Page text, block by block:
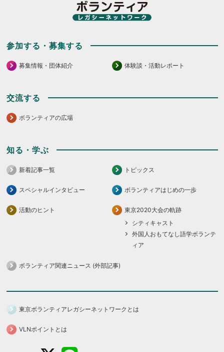
参加する・募集する
募集情報・団体紹介 体験談・活動レポート
交流する
ボランティアの広場
知る・学ぶ
新着記事一覧 トピックス
スペシャルインタビュー ボランティアはじめの一歩
活動のヒント
東京2020大会の軌跡
シティキャスト
外国人おもてなし語学ボランテ
ィア
ボランティア関連ニュース (外部記事)
東京ボランティアレガシーネットワークとは
VLNポイントとは